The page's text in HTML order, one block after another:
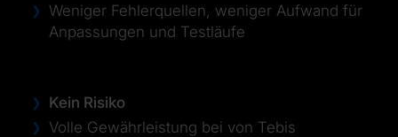
Weniger Fehlerquellen, weniger Aufwand für
Anpassungen und Testläufe
Kein Risiko
Volle Gewährleistung bei von Tebis